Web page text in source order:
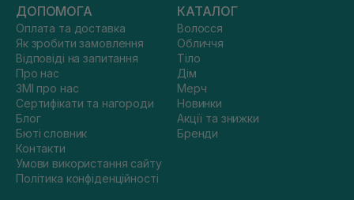
ДОПОМОГА
Оплата та доставка
Як зробити замовлення
Відповіді на запитання
Про нас
ЗМІ про нас
Сертифікати та нагороди
Блог
Бюті словник
Контакти
Умови використання сайту
Політика конфіденційності
КАТАЛОГ
Волосся
Обличчя
Тіло
Дім
Мерч
Новинки
Акції та знижки
Бренди